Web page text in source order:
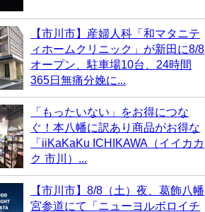
【市川市】産婦人科「和マタニテ
ィホームクリニック」が新田に8/8
オープン、駐車場10台、24時間
365日無痛分娩に...
「もったいない」をお得につな
ぐ！本八幡に訳あり商品がお得な
「iiKaKaKu ICHIKAWA（イイカカ
ク 市川）...
【市川市】8/8（土）夜、葛飾八幡
宮参道にて「ニューヨルボロイチ